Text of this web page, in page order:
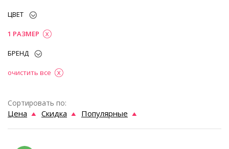
ЦВЕТ
1 РАЗМЕР
БРЕНД
очистить все
Сортировать по:
Цена Скидка Популярные